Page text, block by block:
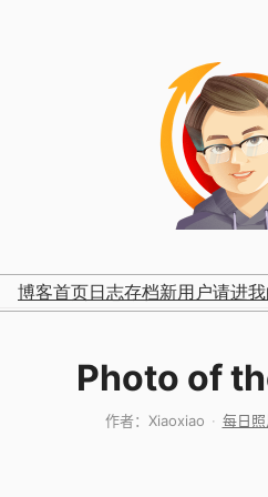
博客首页日志存档新用户请进我
Photo of
作者： Xiaoxiao 每日照